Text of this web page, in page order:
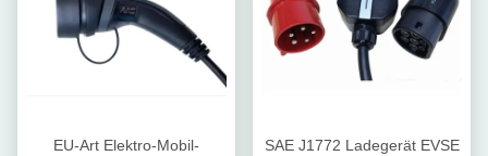
EU-Art Elektro-Mobil-
SAE J1772 Ladegerät EVSE